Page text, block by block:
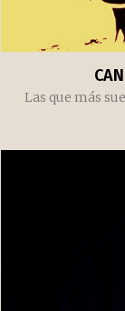
Las que más